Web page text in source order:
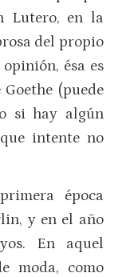
Lutero, en la
del propio
ésa es
(puede
si hay algún
intente no
época
y en el año
En aquel
moda, como